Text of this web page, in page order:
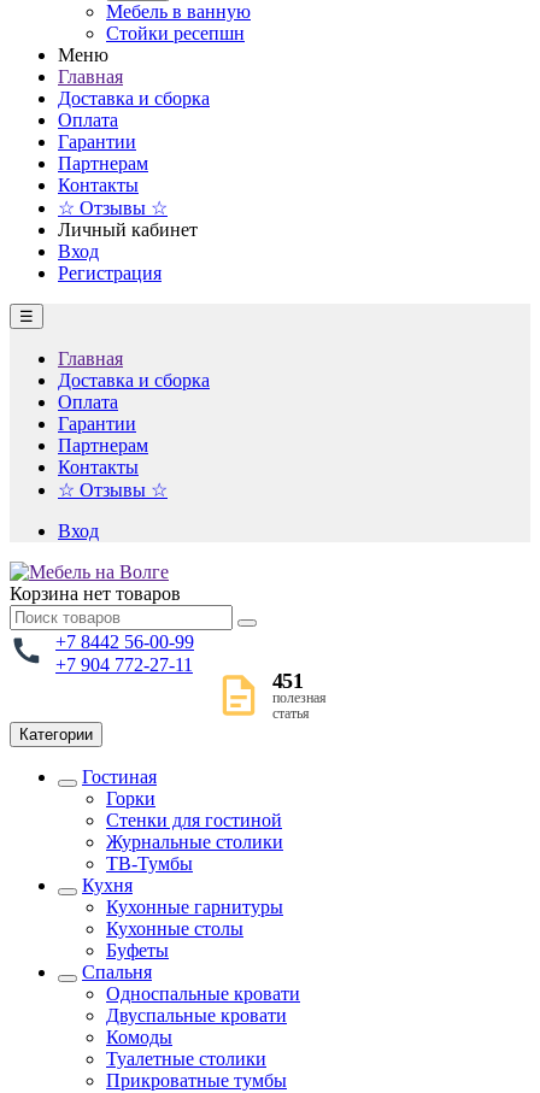
Мебель в ванную
Стойки ресепшн
Меню
Главная
Доставка и сборка
Оплата
Гарантии
Партнерам
Контакты
☆ Отзывы ☆
Личный кабинет
Вход
Регистрация
☰
Главная
Доставка и сборка
Оплата
Гарантии
Партнерам
Контакты
☆ Отзывы ☆
Вход
Корзина нет товаров
+7 8442 56-00-99
+7 904 772-27-11
451
полезная
статья
Категории
Гостиная
Горки
Стенки для гостиной
Журнальные столики
TВ-Тумбы
Кухня
Кухонные гарнитуры
Кухонные столы
Буфеты
Спальня
Односпальные кровати
Двуспальные кровати
Комоды
Туалетные столики
Прикроватные тумбы